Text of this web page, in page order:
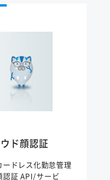
ド顔認証
ドレス化勤怠管理
認証 API/サービ